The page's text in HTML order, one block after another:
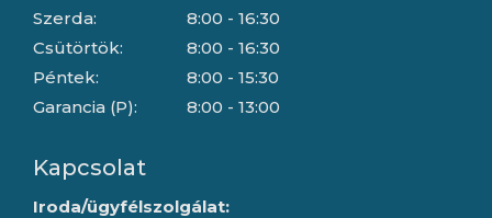
Szerda:
Csütörtök:
Péntek:
Garancia (P):
8:00 - 16:30
8:00 - 16:30
8:00 - 15:30
8:00 - 13:00
Kapcsolat
Iroda/ügyfélszolgálat: